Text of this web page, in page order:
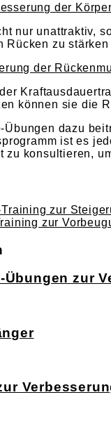
der
nur unattraktiv,
Rücken zu
der
können sie die
dazu
ist es
zu konsultieren,
zur
zur
zur